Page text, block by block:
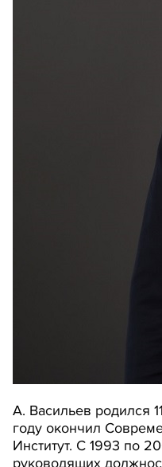
А. Васильев родился
году окончил
Институт. С 1993 по
руководящих